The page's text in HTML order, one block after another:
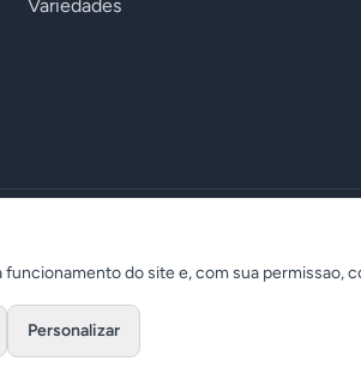
Variedades
do site e, com sua permissao,
Personalizar